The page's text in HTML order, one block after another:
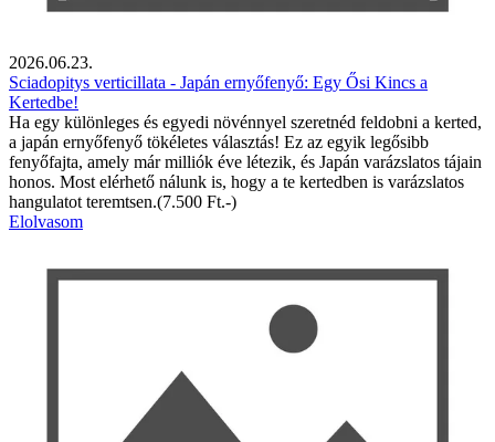
2026.06.23.
Sciadopitys verticillata - Japán ernyőfenyő: Egy Ősi Kincs a
Kertedbe!
Ha egy különleges és egyedi növénnyel szeretnéd feldobni a kerted,
a japán ernyőfenyő tökéletes választás! Ez az egyik legősibb
fenyőfajta, amely már milliók éve létezik, és Japán varázslatos tájain
honos. Most elérhető nálunk is, hogy a te kertedben is varázslatos
hangulatot teremtsen.(7.500 Ft.-)
Elolvasom